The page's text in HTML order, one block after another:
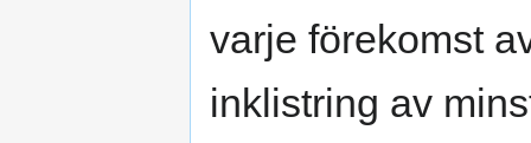
varje förekomst
inklistring av